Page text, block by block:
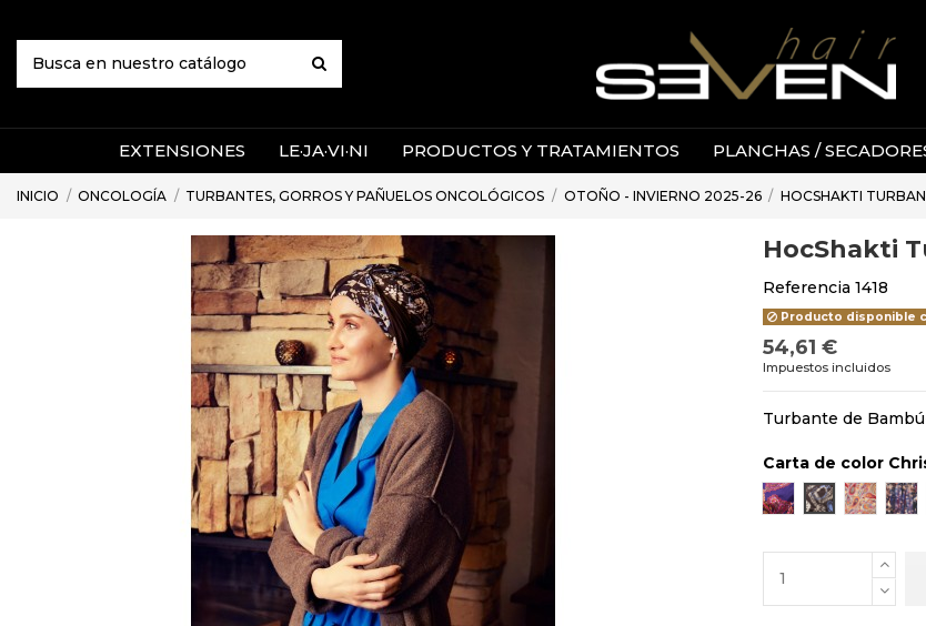
EXTENSIONES LE·JA·VI·NI PRODUCTOS Y TRATAMIENTOS PLANCHAS /
INICIO ONCOLOGÍA TURBANTES, GORROS Y PAÑUELOS ONCOLÓGICOS OTOÑO - INVIERNO 2025-26 HOCSHAKTI
HocShakti
Referencia 1418
Producto disponible
54,61 €
Impuestos incluidos
Turbante de
Carta de color
794 795 Autumn
4046